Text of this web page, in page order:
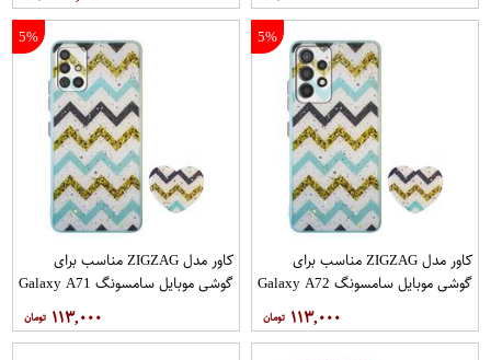
5%
کاور مدل ZIGZAG مناسب برای
گوشی موبایل سامسونگ Galaxy A72
۱۱۳,۰۰۰
5%
کاور مدل ZIGZAG مناسب برای
گوشی موبایل سامسونگ Galaxy A71
۱۱۳,۰۰۰